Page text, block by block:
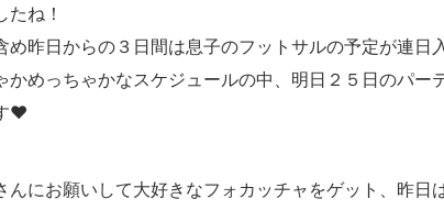
ね！
め昨日からの３日間は息子のフットサルの予定が連日
かめっちゃかなスケジュールの中、明日２５日のパー
♥
んにお願いして大好きなフォカッチャをゲット、昨日